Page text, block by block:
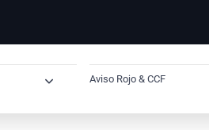
Aviso Rojo & CCF
Cómo saber si